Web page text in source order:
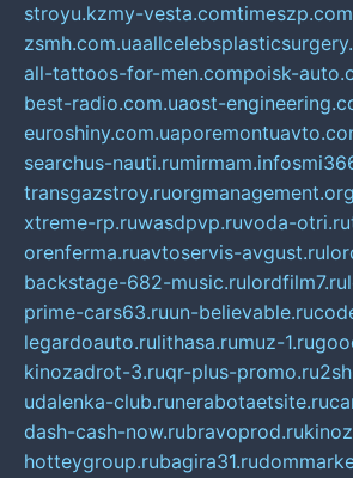
stroyu.kzmy-vesta.comtimeszp.com
zsmh.com.ua
all-tattoos-for-men.compoisk-
best-radio.com.uaost-
euroshiny.com.ua
searchus-nauti.rumirmam.info
transgazstroy.ruorgmanagement.org
xtreme-rp.ruwasdpvp.ruvoda-otri.ru
orenferma.ruavtoservis-avgust.ru
backstage-682-music.rulordfilm7.ru
prime-cars63.ruun-believable.ru
legardoauto.rulithasa.rumuz-1.ru
kinozadrot-3.ruqr-plus-promo.ru
udalenka-club.runerabotaetsite.ru
dash-cash-now.rubravoprod.ru
hotteygroup.rubagira31.ru